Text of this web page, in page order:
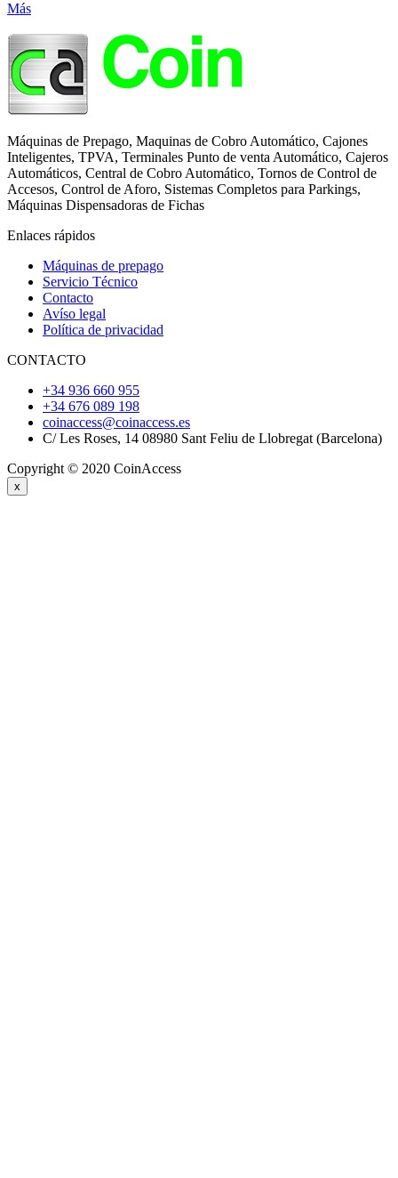
Más
Máquinas de Prepago, Maquinas de Cobro Automático, Cajones
Inteligentes, TPVA, Terminales Punto de venta Automático, Cajeros
Automáticos, Central de Cobro Automático, Tornos de Control de
Accesos, Control de Aforo, Sistemas Completos para Parkings,
Máquinas Dispensadoras de Fichas
Enlaces rápidos
Máquinas de prepago
Servicio Técnico
Contacto
Avíso legal
Política de privacidad
CONTACTO
+34 936 660 955
+34 676 089 198
coinaccess@coinaccess.es
C/ Les Roses, 14 08980 Sant Feliu de Llobregat (Barcelona)
Copyright © 2020 CoinAccess